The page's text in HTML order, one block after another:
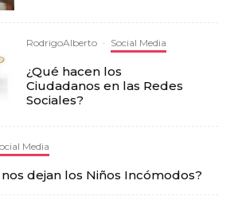
RodrigoAlberto · Social Media
¿Qué hacen los
Ciudadanos en las Redes
Sociales?
Media
dejan los Niños Incómodos?